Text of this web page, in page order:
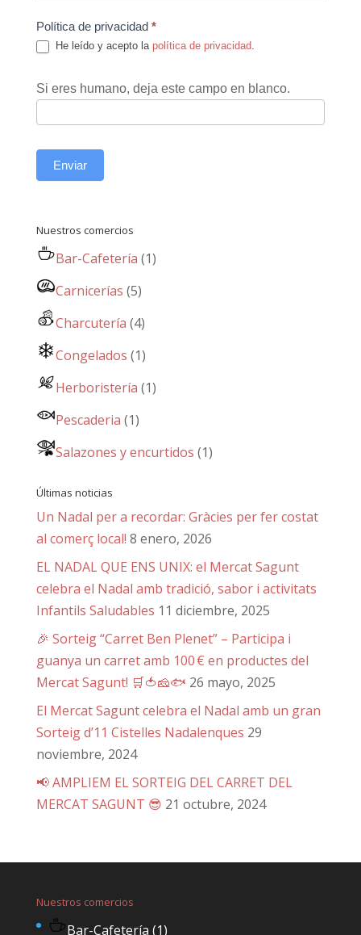
Política de privacidad *
He leído y acepto la política de privacidad
Si eres humano, deja este campo en blanco.
Enviar
Nuestros comercios
Bar-Cafetería (1)
Carnicerías (5)
Charcutería (4)
Congelados (1)
Herboristería (1)
Pescaderia (1)
Salazones y encurtidos (1)
Últimas noticias
Un Nadal per a recordar: Gràcies per fer costat
al comerç local! 8 enero, 2026
EL NADAL QUE ENS UNIX: el Mercat Sagunt
celebra el Nadal amb tradició, sabor i activitats
Infantils Saludables 11 diciembre, 2025
🎉 Sorteig “Carret Ben Plenet” – Participa i
guanya un carret amb 100 € en productes del
Mercat Sagunt! 🛒🍅🧀🐟 26 mayo, 2025
El Mercat Sagunt celebra el Nadal amb un gran
Sorteig d’11 Cistelles Nadalenques 29
noviembre, 2024
📢 AMPLIEM EL SORTEIG DEL CARRET DEL
MERCAT SAGUNT 😎 21 octubre, 2024
Nuestros comercios
Bar-Cafetería (1)